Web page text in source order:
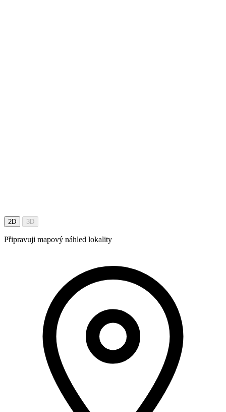
2D 3D
Připravuji mapový náhled lokality